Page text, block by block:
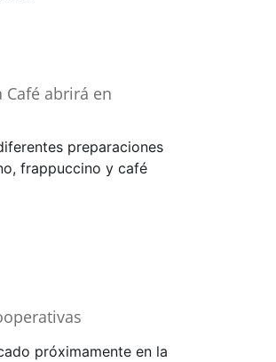
Café abrirá en
preparaciones
frappuccino y café
próximamente en la